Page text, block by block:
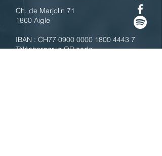
Ch. de Marjolin 71
1860 Aigle
IBAN : CH77 0900 0000 1800 4443 7
Télécharger le QR code